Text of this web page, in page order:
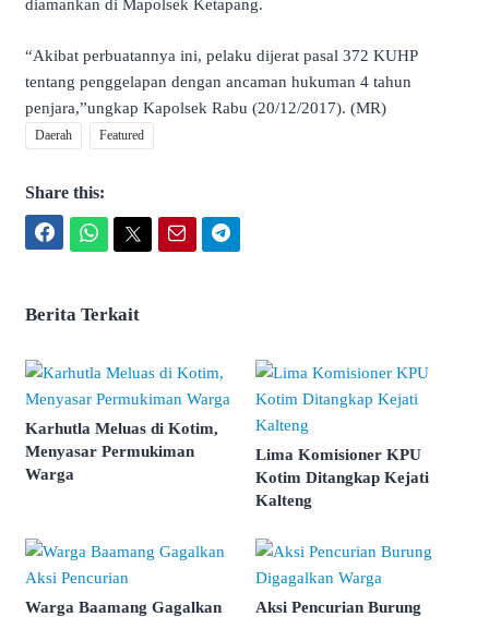
diamankan di Mapolsek Ketapang.
“Akibat perbuatannya ini, pelaku dijerat pasal 372 KUHP
tentang penggelapan dengan ancaman hukuman 4 tahun
penjara,”ungkap Kapolsek Rabu (20/12/2017). (MR)
Daerah Featured
Share this:
Berita Terkait
Karhutla Meluas di Kotim,
Menyasar Permukiman
Warga
Lima Komisioner KPU
Kotim Ditangkap Kejati
Kalteng
Warga Baamang Gagalkan
Aksi Pencurian Burung